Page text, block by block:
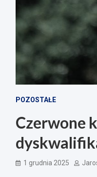
POZOSTAŁE
Czerwone
1 grudnia 2025